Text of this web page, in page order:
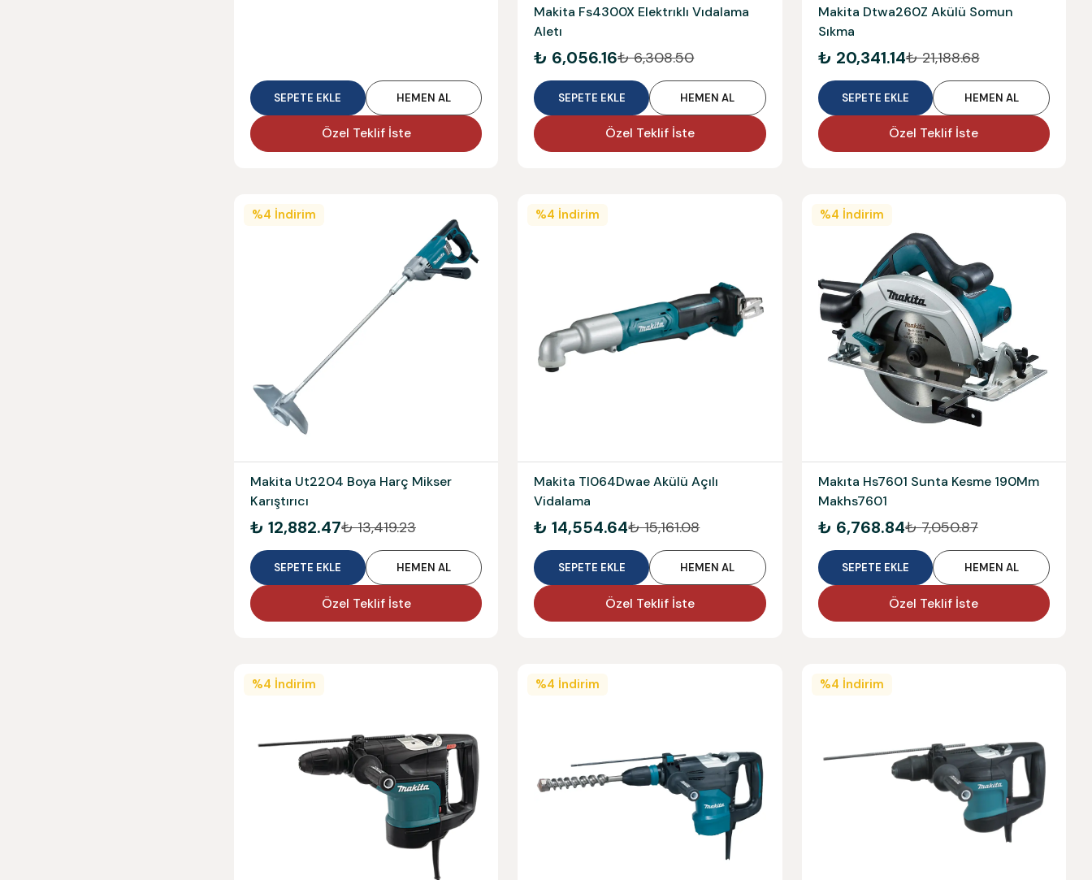
SEPETE EKLE HEMEN AL
Özel Teklif İste
Makita Fs4300X Elektrıklı Vıdalama
Aletı
₺ 6,056.16₺ 6,308.50
SEPETE EKLE HEMEN AL
Özel Teklif İste
Makita Dtwa260Z Akülü Somun
Sıkma
₺ 20,341.14₺ 21,188.68
SEPETE EKLE HEMEN AL
Özel Teklif İste
%4 İndirim
Makita Ut2204 Boya Harç Mikser
Karıştırıcı
₺ 12,882.47₺ 13,419.23
SEPETE EKLE HEMEN AL
Özel Teklif İste
%4 İndirim
Makita Tl064Dwae Akülü Açılı
Vidalama
₺ 14,554.64₺ 15,161.08
SEPETE EKLE HEMEN AL
Özel Teklif İste
%4 İndirim
Makıta Hs7601 Sunta Kesme 190Mm
Makhs7601
₺ 6,768.84₺ 7,050.87
SEPETE EKLE HEMEN AL
Özel Teklif İste
%4 İndirim %4 İndirim %4 İndirim